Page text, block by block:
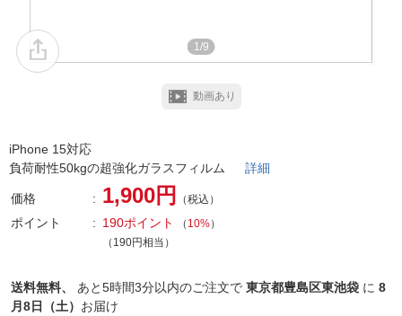
1/9
動画あり
iPhone 15対応
負荷耐性50kgの超強化ガラスフィルム 詳細
価格 1,900円 （税込）
ポイント 190ポイント （ 10%）
（190円相当）
送料無料、 あと5時間3分以内のご注文で 東京都豊島区東池袋 に 8
月8日（土） お届け